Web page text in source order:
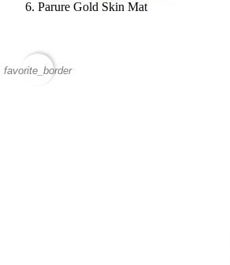
Parure Gold Skin Mat
favorite_border